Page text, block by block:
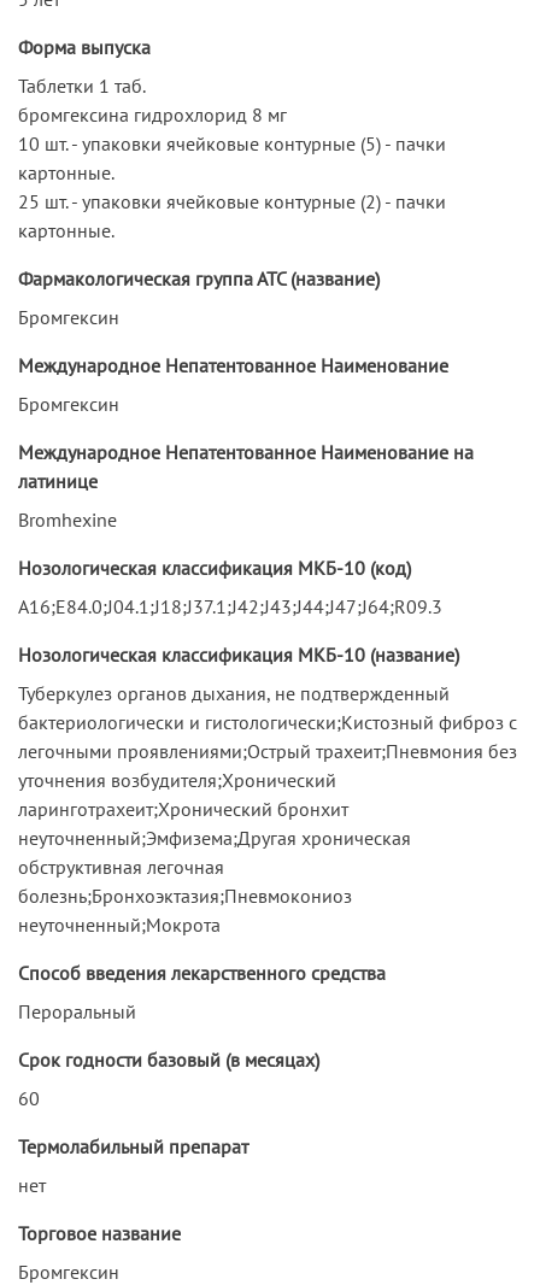
Форма выпуска
Таблетки 1 таб.
бромгексина гидрохлорид 8 мг
10 шт. - упаковки ячейковые контурные (5) - пачки
картонные.
25 шт. - упаковки ячейковые контурные (2) - пачки
картонные.
Фармакологическая группа АТС (название)
Бромгексин
Международное Непатентованное Наименование
Бромгексин
Международное Непатентованное Наименование на
латинице
Bromhexine
Нозологическая классификация МКБ-10 (код)
A16;E84.0;J04.1;J18;J37.1;J42;J43;J44;J47;J64;R09.3
Нозологическая классификация МКБ-10 (название)
Туберкулез органов дыхания, не подтвержденный
бактериологически и гистологически;Кистозный фиброз с
легочными проявлениями;Острый трахеит;Пневмония без
уточнения возбудителя;Хронический
ларинготрахеит;Хронический бронхит
неуточненный;Эмфизема;Другая хроническая
обструктивная легочная
болезнь;Бронхоэктазия;Пневмокониоз
неуточненный;Мокрота
Способ введения лекарственного средства
Пероральный
Срок годности базовый (в месяцах)
60
Термолабильный препарат
нет
Торговое название
Бромгексин